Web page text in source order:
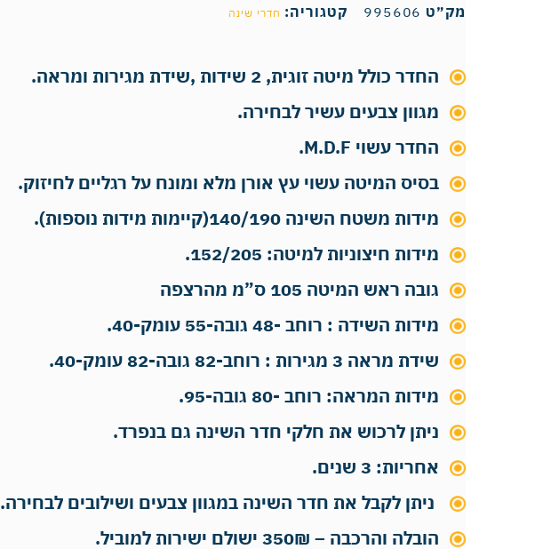
מק״ט 995606 קטגוריה: חדרי שינה
החדר כולל מיטה זוגית, 2 שידות ,שידת מגירות ומראה.
מגוון צבעים עשיר לבחירה.
החדר עשוי M.D.F.
בסיס המיטה עשוי עץ אורן מלא ומונח על רגליים לחיזוק.
מידות משטח השינה 140/190(קיימות מידות נוספות).
מידות חיצוניות למיטה: 152/205.
גובה ראש המיטה 105 ס”מ מהרצפה
מידות השידה : רוחב -48 גובה-55 עומק-40.
שידת מראה 3 מגירות : רוחב-82 גובה-82 עומק-40.
מידות המראה: רוחב -80 גובה-95.
ניתן לרכוש את חלקי חדר השינה גם בנפרד.
אחריות: 3 שנים.
ניתן לקבל את חדר השינה במגוון צבעים ושילובים לבחירה.
הובלה והרכבה – 350₪ ישולם ישירות למוביל.